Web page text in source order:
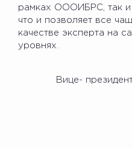
рамках ОООИБРС, так и
что и позволяет все
качестве эксперта на
уровнях.
Вице-